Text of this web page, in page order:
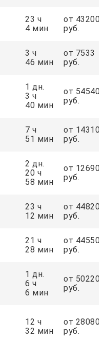
23 ч
4 мин
от 43200
руб.
3 ч
46 мин
от 7533
руб.
1 дн.
3 ч
40 мин
от 54540
руб.
7 ч
51 мин
от 14310
руб.
2 дн.
20 ч
58 мин
от
руб.
23 ч
12 мин
от 44820
руб.
21 ч
28 мин
от 44550
руб.
1 дн.
6 ч
6 мин
от 50220
руб.
12 ч
32 мин
от 28080
руб.